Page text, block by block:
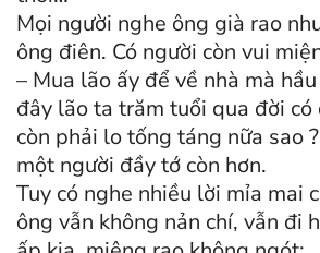
Mọi người nghe ông già rao
ông điên. Có người còn vui
– Mua lão ấy để về nhà mà
đây lão ta trăm tuổi qua đời có
còn phải lo tống táng nữa sao
một người đầy tớ còn hơn.
Tuy có nghe nhiều lời mỉa mai
ông vẫn không nản chí, vẫn đi